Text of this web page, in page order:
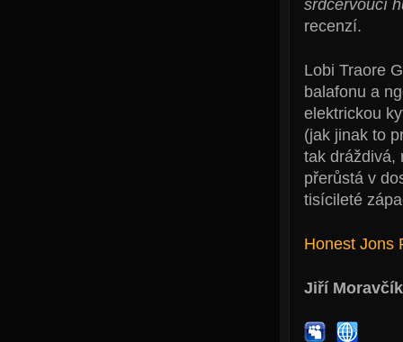
srdcervoucí
recenzí.
Lobi Traore
balafonu a
elektrickou
(jak jinak to
tak dráždivá,
přerůstá v
tisícileté
Honest Jons
Jiří Moravčík